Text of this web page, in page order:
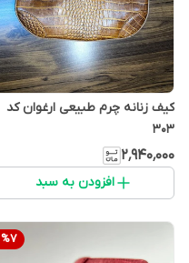
کیف زنانه چرم طبیعی ارغوان کد
۳۰۳
۲٬۹۴۰٬۰۰۰
افزودن به سبد
%7